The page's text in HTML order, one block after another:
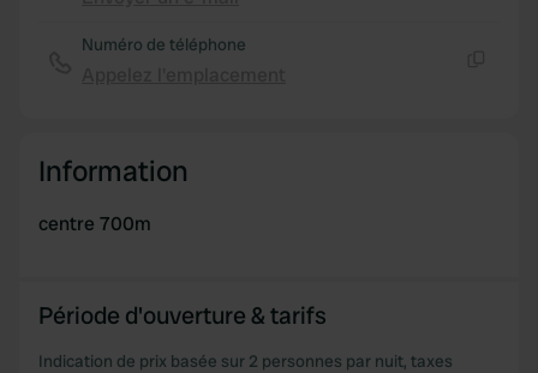
We also share information about your use of our site with
Numéro de téléphone
Information
centre 700m
Période d'ouverture & tarifs
Indication de prix basée sur 2 personnes par nuit, taxes